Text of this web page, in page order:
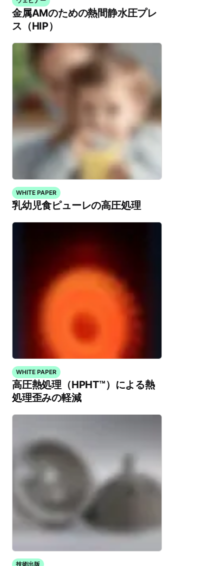
金属AMのための熱間静水圧プレ
ス（HIP）
WHITE PAPER
乳幼児食ピューレの高圧処理
WHITE PAPER
高圧熱処理（HPHT™）による熱
処理歪みの軽減
技術出版